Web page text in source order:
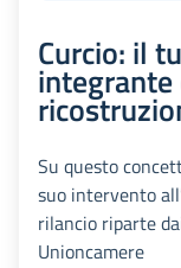
Curcio: il
Su questo
suo intervento
rilancio riparte
Unioncamere